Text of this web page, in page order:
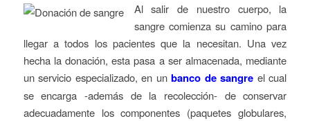
Al salir de nuestro cuerpo, la
sangre comienza su camino para
llegar a todos los pacientes que la necesitan. Una vez
hecha la donación, esta pasa a ser almacenada, mediante
un servicio especializado, en unbanco de sangre el cual
se encarga -además de la recolección- de conservar
adecuadamente los componentes (paquetes globulares,